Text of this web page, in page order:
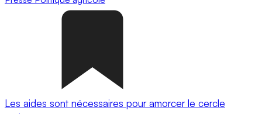
Les aides sont nécessaires pour amorcer le cercle